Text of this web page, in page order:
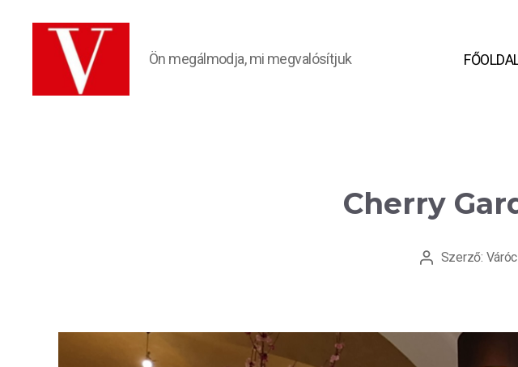
Ön megálmodja, mi megvalósítjuk
Cherry
Bejegyzés
Szerző: